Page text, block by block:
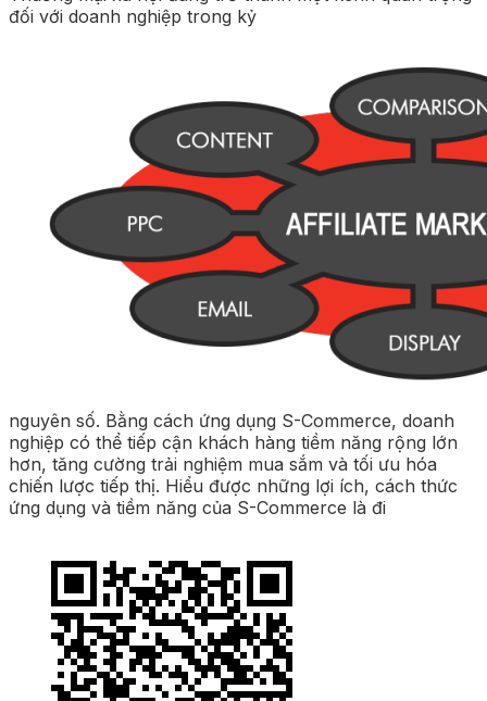
đối với doanh nghiệp trong kỷ
nguyên số. Bằng cách ứng dụng S-Commerce, doanh
nghiệp có thể tiếp cận khách hàng tiềm năng rộng lớn
hơn, tăng cường trải nghiệm mua sắm và tối ưu hóa
chiến lược tiếp thị. Hiểu được những lợi ích, cách thức
ứng dụng và tiềm năng của S-Commerce là đi